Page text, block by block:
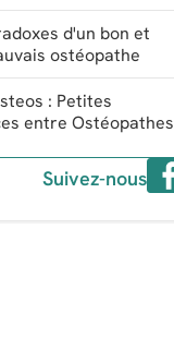
d'un bon et
ostéopathe
: Petites
entre Ostéopathes
Suivez-nous